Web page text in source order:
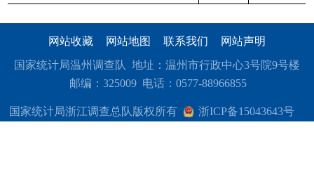
网站收藏 网站地图 联系我们 网站声明
国家统计局温州调查队 地址：温州市行政中心3号院9号楼
邮编：325009 电话：0577-88966855
国家统计局浙江调查总队版权所有 浙ICP备15043643号